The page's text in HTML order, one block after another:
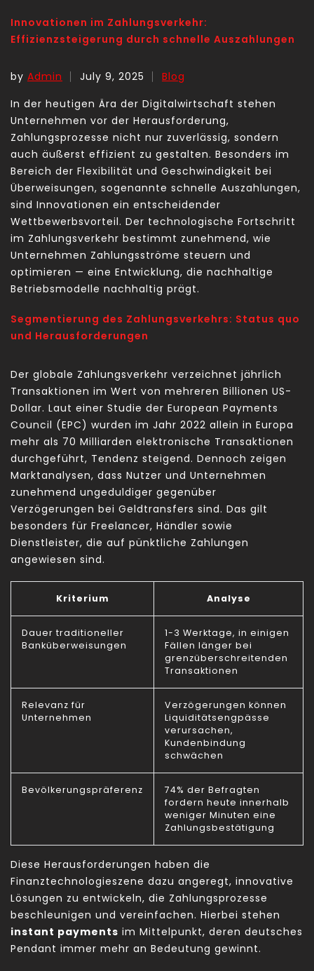
Innovationen im Zahlungsverkehr:
Effizienzsteigerung durch schnelle Auszahlungen
by Admin July 9, 2025
Blog
In der heutigen Ära der Digitalwirtschaft stehen
Unternehmen vor der Herausforderung,
Zahlungsprozesse nicht nur zuverlässig, sondern
auch äußerst effizient zu gestalten. Besonders im
Bereich der Flexibilität und Geschwindigkeit bei
Überweisungen, sogenannte schnelle Auszahlungen,
sind Innovationen ein entscheidender
Wettbewerbsvorteil. Der technologische Fortschritt
im Zahlungsverkehr bestimmt zunehmend, wie
Unternehmen Zahlungsströme steuern und
optimieren — eine Entwicklung, die nachhaltige
Betriebsmodelle nachhaltig prägt.
Segmentierung des Zahlungsverkehrs: Status quo
und Herausforderungen
Der globale Zahlungsverkehr verzeichnet jährlich
Transaktionen im Wert von mehreren Billionen US-
Dollar. Laut einer Studie der European Payments
Council (EPC) wurden im Jahr 2022 allein in Europa
mehr als 70 Milliarden elektronische Transaktionen
durchgeführt, Tendenz steigend. Dennoch zeigen
Marktanalysen, dass Nutzer und Unternehmen
zunehmend ungeduldiger gegenüber
Verzögerungen bei Geldtransfers sind. Das gilt
besonders für Freelancer, Händler sowie
Dienstleister, die auf pünktliche Zahlungen
angewiesen sind.
Kriterium Analyse
Dauer traditioneller
Banküberweisungen
1-3 Werktage, in einigen
Fällen länger bei
grenzüberschreitenden
Transaktionen
Relevanz für
Unternehmen
Verzögerungen können
Liquiditätsengpässe
verursachen,
Kundenbindung
schwächen
Bevölkerungspräferenz
74% der Befragten
fordern heute innerhalb
weniger Minuten eine
Zahlungsbestätigung
Diese Herausforderungen haben die
Finanztechnologieszene dazu angeregt, innovative
Lösungen zu entwickeln, die Zahlungsprozesse
beschleunigen und vereinfachen. Hierbei stehen
instant payments im Mittelpunkt, deren deutsches
Pendant immer mehr an Bedeutung gewinnt.